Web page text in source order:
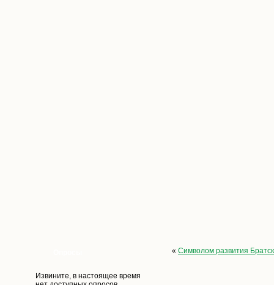
Извините, в настоящее время
« Символом развития